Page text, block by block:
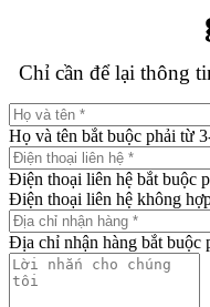
Chỉ cần để lại thông
Họ và tên bắt buộc phải từ
Điện thoại liên hệ bắt buộc
Điện thoại liên hệ không
Địa chỉ nhận hàng bắt buộc